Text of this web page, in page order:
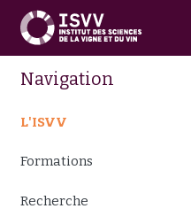
Navigation
L'ISVV
Formations
Recherche